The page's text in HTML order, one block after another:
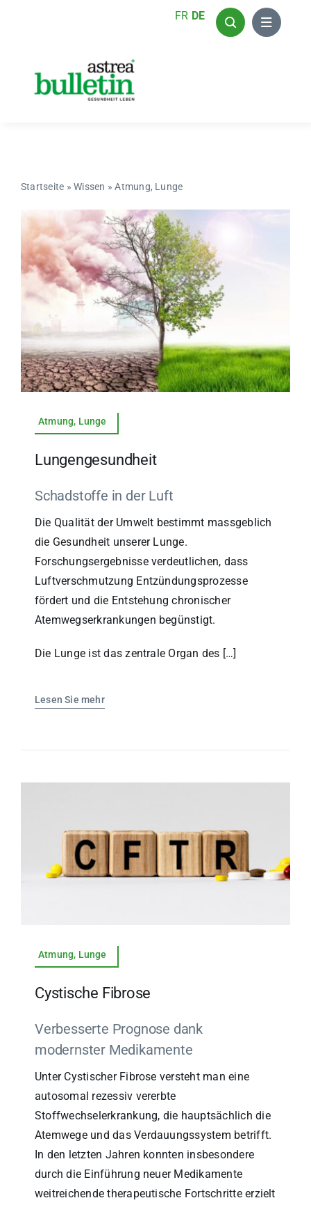
FR DE
Startseite »Wissen »Atmung, Lunge
Atmung, Lunge
Lungengesundheit
Schadstoffe in der Luft
Die Qualität der Umwelt bestimmt massgeblich
die Gesundheit unserer Lunge.
Forschungsergebnisse verdeutlichen, dass
Luftverschmutzung Entzündungsprozesse
fördert und die Entstehung chronischer
Atemwegserkrankungen begünstigt.
Die Lunge ist das zentrale Organ des […]
Lesen Sie mehr
Atmung, Lunge
Cystische Fibrose
Verbesserte Prognose dank
modernster Medikamente
Unter Cystischer Fibrose versteht man eine
autosomal rezessiv vererbte
Stoffwechselerkrankung, die hauptsächlich die
Atemwege und das Verdauungssystem betrifft.
In den letzten Jahren konnten insbesondere
durch die Einführung neuer Medikamente
weitreichende therapeutische Fortschritte erzielt